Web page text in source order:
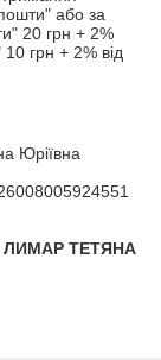
або за
20 грн + 2%
грн + 2% від
Юріївна
ЛИМАР ТЕТЯНА